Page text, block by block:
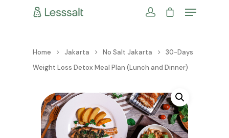
Home Jakarta No Salt Jakarta
30-Days
Weight Loss Detox Meal Plan (Lunch and Dinner)